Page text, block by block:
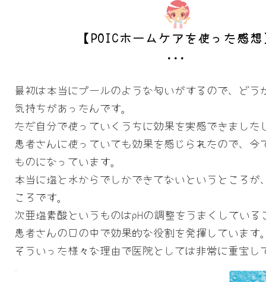
【POICホームケアを使った感
最初は本当にプールのような匂いがするので、どう
気持ちがあったんです。
ただ自分で使っていくうちに効果を実感できました
患者さんに使っていても効果を感じられたので、今
ものになっています。
本当に塩と水からでしかできてないというところが
ころです。
次亜塩素酸というものはpHの調整をうまくしている
患者さんの口の中で効果的な役割を発揮しています
そういった様々な理由で医院としては非常に重宝し